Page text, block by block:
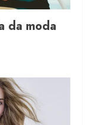
da moda